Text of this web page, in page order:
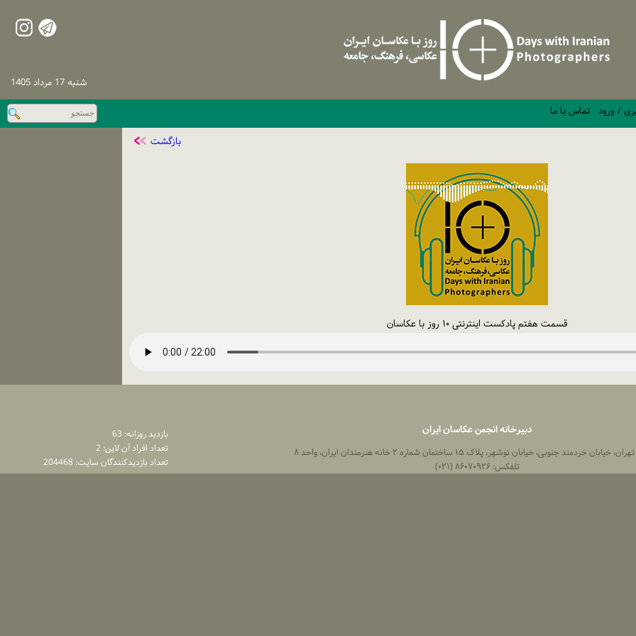
شنبه 17 مرداد 1405
/ ورود تماس با ما
بازگشت
قسمت هفتم پادکست اینترنتی ۱۰ روز با عکاسان
دبیرخانه انجمن عکاسان ایران
خیابان خردمند جنوبی، خیابان نوشهر، پلاک ۱۵ ساختمان شماره ۲ خانه هنرمندان ایران، واحد ۸
تلفکس: ۸۶۰۷۰۹۲۶ (۰۲۱)
بازديد روزانه: 63
تعداد افراد آن لاين: 2
تعداد بازديدكنندگان سايت: 204468